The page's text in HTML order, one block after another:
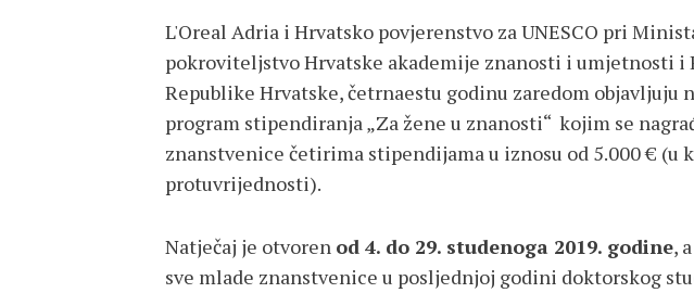
L'Oreal Adria i Hrvatsko povjerenstvo za UNESCO pri
pokroviteljstvo Hrvatske akademije znanosti i umjetnosti i
Republike Hrvatske, četrnaestu godinu zaredom objavljuju
program stipendiranja „Za žene u znanosti“ kojim se
znanstvenice četirima stipendijama u iznosu od 5.000 € (u
protuvrijednosti).
Natječaj je otvoren od 4. do 29. studenoga 2019. godine,
sve mlade znanstvenice u posljednjoj godini doktorskog